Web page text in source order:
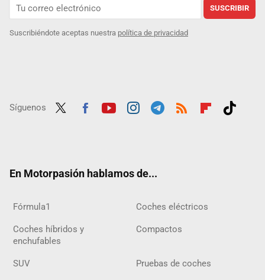
SUSCRIBIR
Suscribiéndote aceptas nuestra política de privacidad
Síguenos
En Motorpasión hablamos de...
Fórmula1 Coches eléctricos
Coches híbridos y
enchufables
Compactos
SUV Pruebas de coches